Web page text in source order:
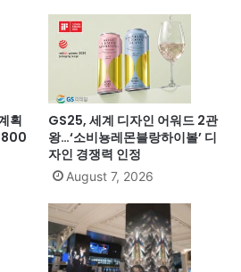
획
GS25, 세계 디자인 어워드 2관
왕…‘소비뇽레몬블랑하이볼’ 디
자인 경쟁력 인정
August 7, 2026